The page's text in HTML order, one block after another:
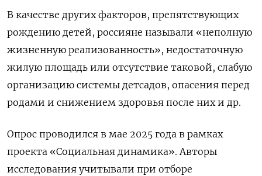
В качестве других факторов, препятствующих
рождению детей, россияне называли «неполную
жизненную реализованность», недостаточную
жилую площадь или отсутствие таковой, слабую
организацию системы детсадов, опасения перед
родами и снижением здоровья после них и др.
Опрос проводился в мае 2025 года в рамках
проекта «Социальная динамика». Авторы
исследования учитывали при отборе